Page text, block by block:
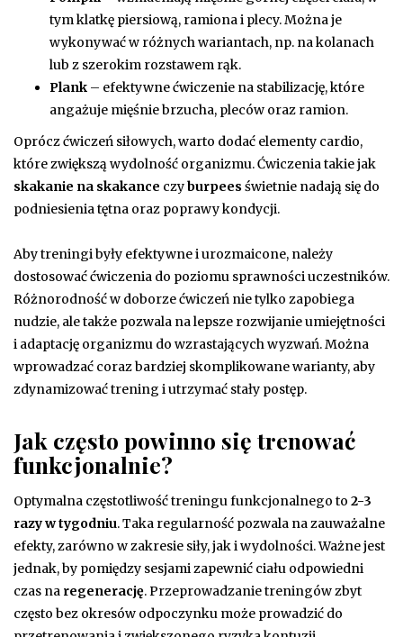
tym klatkę piersiową, ramiona i plecy. Można je
wykonywać w różnych wariantach, np. na kolanach
lub z szerokim rozstawem rąk.
Plank – efektywne ćwiczenie na stabilizację, które
angażuje mięśnie brzucha, pleców oraz ramion.
Oprócz ćwiczeń siłowych, warto dodać elementy cardio,
które zwiększą wydolność organizmu. Ćwiczenia takie jak
skakanie na skakance czyburpees świetnie nadają się do
podniesienia tętna oraz poprawy kondycji.
Aby treningi były efektywne i urozmaicone, należy
dostosować ćwiczenia do poziomu sprawności uczestników.
Różnorodność w doborze ćwiczeń nie tylko zapobiega
nudzie, ale także pozwala na lepsze rozwijanie umiejętności
i adaptację organizmu do wzrastających wyzwań. Można
wprowadzać coraz bardziej skomplikowane warianty, aby
zdynamizować trening i utrzymać stały postęp.
Jak często powinno się trenować
funkcjonalnie?
Optymalna częstotliwość treningu funkcjonalnego to 2-3
razy w tygodniu. Taka regularność pozwala na zauważalne
efekty, zarówno w zakresie siły, jak i wydolności. Ważne jest
jednak, by pomiędzy sesjami zapewnić ciału odpowiedni
czas na regenerację. Przeprowadzanie treningów zbyt
często bez okresów odpoczynku może prowadzić do